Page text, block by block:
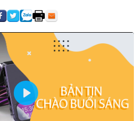
Play